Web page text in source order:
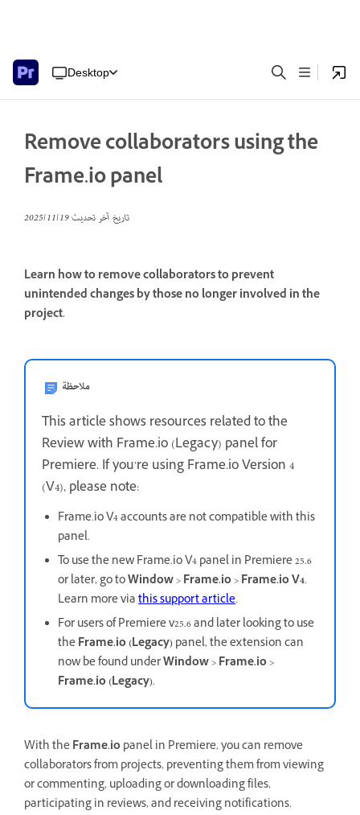
Desktop
Remove collaborators using the
Frame.io panel
تاريخ آخر تحديث19‏/11‏/2025
Learn how to remove collaborators to prevent
unintended changes by those no longer involved in the
project.
ملاحظة
This article shows resources related to the
Review with Frame.io (Legacy) panel for
Premiere. If you’re using Frame.io Version 4
(V4), please note:
Frame.io V4 accounts are not compatible with this
panel.
To use the new Frame.io V4 panel in Premiere 25.6
or later, go toWindow>Frame.io>Frame.io V4.
Learn more viathis support article.
For users of Premiere v25.6 and later looking to use
theFrame.io (Legacy)panel, the extension can
now be found underWindow>Frame.io>
Frame.io (Legacy).
With theFrame.io panel in Premiere, you can remove
collaborators from projects, preventing them from viewing
or commenting, uploading or downloading files,
participating in reviews, and receiving notifications.